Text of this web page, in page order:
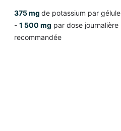
375 mg de potassium par gélule
- 1 500 mg par dose journalière
recommandée